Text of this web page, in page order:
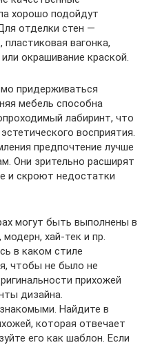
хорошо подойдут
отделки стен —
вагонка,
окрашивание краской.
придерживаться
мебель способна
лабиринт, что
восприятия.
предпочтение лучше
Они зрительно расширят
и скроют недостатки
могут быть выполнены в
хай-тек и пр.
в каком стиле
чтобы не было не
прихожей
дизайна.
Найдите в
которая отвечает
его как шаблон. Если